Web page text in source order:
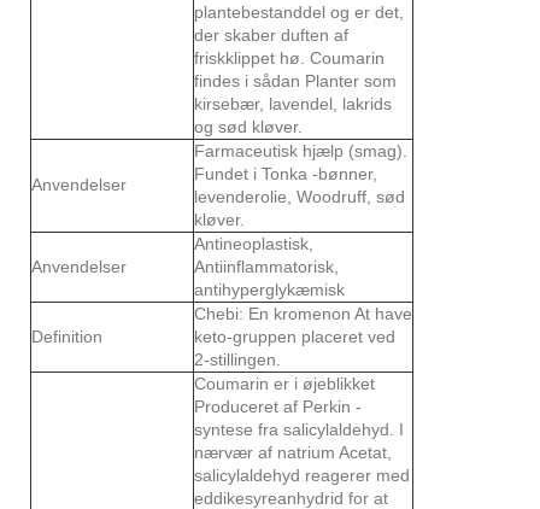
plantebestanddel og er det,
der skaber duften af ​​
friskklippet hø. Coumarin
findes i sådan Planter som
kirsebær, lavendel, lakrids
og sød kløver.
Anvendelser
Farmaceutisk hjælp (smag).
Fundet i Tonka -bønner,
levenderolie, Woodruff, sød
kløver.
Anvendelser
Antineoplastisk,
Antiinflammatorisk,
antihyperglykæmisk
Definition
Chebi: En kromenon At have
keto-gruppen placeret ved
2-stillingen.
Coumarin er i øjeblikket
Produceret af Perkin -
syntese fra salicylaldehyd. I
nærvær af natrium Acetat,
salicylaldehyd reagerer med
eddikesyreanhydrid for at